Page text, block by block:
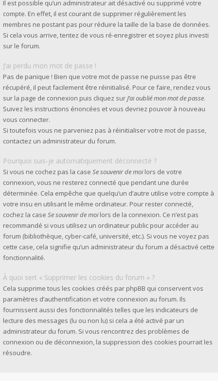
Il est possible qu’un administrateur ait désactivé ou supprimé votre
compte. En effet, il est courant de supprimer régulièrement les
membres ne postant pas pour réduire la taille de la base de données.
Si cela vous arrive, tentez de vous ré-enregistrer et soyez plus investi
sur le forum.
J’ai perdu mon mot de passe !
Pas de panique ! Bien que votre mot de passe ne puisse pas être
récupéré, il peut facilement être réinitialisé. Pour ce faire, rendez vous
sur la page de connexion puis cliquez surJ’ai oublié mon mot de passe.
Suivez les instructions énoncées et vous devriez pouvoir à nouveau
vous connecter.
Si toutefois vous ne parveniez pas à réinitialiser votre mot de passe,
contactez un administrateur du forum.
Pourquoi suis-je automatiquement déconnecté ?
Si vous ne cochez pas la case Se souvenir de moilors de votre
connexion, vous ne resterez connecté que pendant une durée
déterminée. Cela empêche que quelqu’un d’autre utilise votre compte à
votre insu en utilisant le même ordinateur. Pour rester connecté,
cochez la case Se souvenir de moilors de la connexion. Ce n’est pas
recommandé si vous utilisez un ordinateur public pour accéder au
forum (bibliothèque, cyber-café, université, etc.). Si vous ne voyez pas
cette case, cela signifie qu’un administrateur du forum a désactivé cette
fonctionnalité.
À quoi sert « Supprimer les cookies du forum » ?
Cela supprime tous les cookies créés par phpBB qui conservent vos
paramètres d’authentification et votre connexion au forum. Ils
fournissent aussi des fonctionnalités telles que les indicateurs de
lecture des messages (lu ou non lu) si cela a été activé par un
administrateur du forum. Si vous rencontrez des problèmes de
connexion ou de déconnexion, la suppression des cookies pourrait les
résoudre.